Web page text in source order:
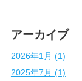
アーカイブ
2026年1月 (1)
2025年7月 (1)